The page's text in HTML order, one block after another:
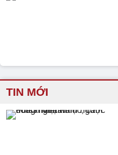
TIN MỚI